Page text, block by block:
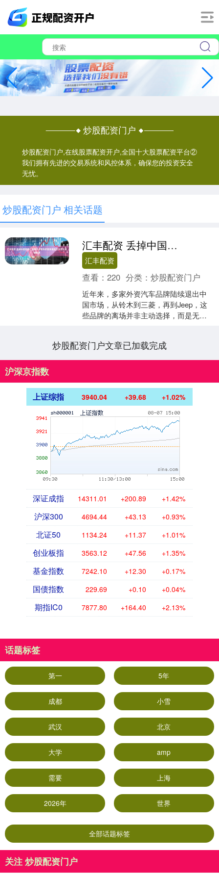
炒股配资门户
炒股配资门户,在线股票配资开户,全国十大股票配资平台②
我们拥有先进的交易系统和风控体系，确保您的投资安全
无忧。
炒股配资门户 相关话题
汇丰配资 丢掉中国市场，世界车企错失的是销量跃升与巨大发展机遇
汇丰配资
查看：220 分类：炒股配资门户
近年来，多家外资汽车品牌陆续退出中
国市场，从铃木到三菱，再到Jeep，这
些品牌的离场并非主动选择，而是无法
炒股配资门户文章已加载完成
沪深京指数
上证综指 3940.04 +39.68 +1.02%
深证成指 14311.01 +200.89 +1.42%
沪深300 4694.44 +43.13 +0.93%
北证50 1134.24 +11.37 +1.01%
创业板指 3563.12 +47.56 +1.35%
基金指数 7242.10 +12.30 +0.17%
国债指数 229.69 +0.10 +0.04%
期指IC0 7877.80 +164.40 +2.13%
话题标签
第一 5年
成都 小雪
武汉 北京
大学 amp
需要 上海
2026年 世界
全部话题标签
关注 炒股配资门户